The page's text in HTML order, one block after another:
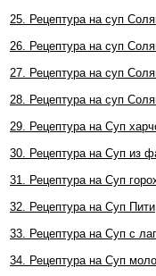
25. Рецептура на суп
26. Рецептура на суп
27. Рецептура на суп
28. Рецептура на суп
29. Рецептура на Суп
30. Рецептура на Суп из
31. Рецептура на Суп
32. Рецептура на Суп Пити
33. Рецептура на Суп с
34. Рецептура на Суп